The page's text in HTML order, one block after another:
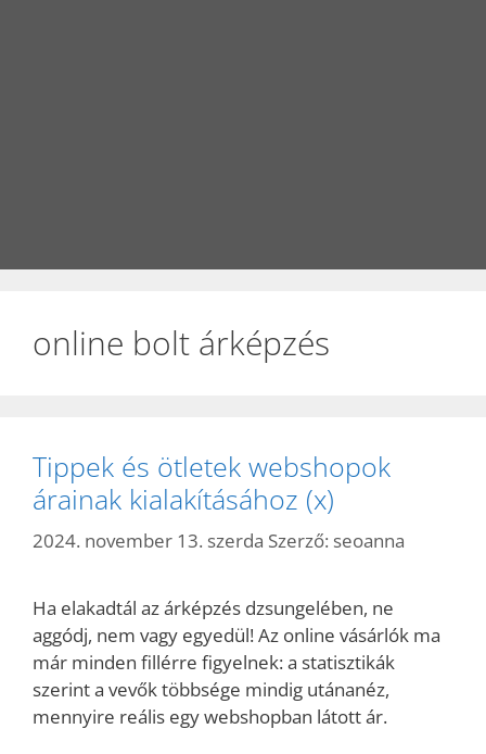
online bolt árképzés
Tippek és ötletek webshopok
árainak kialakításához (x)
2024. november 13. szerda Szerző: seoanna
Ha elakadtál az árképzés dzsungelében, ne
aggódj, nem vagy egyedül! Az online vásárlók ma
már minden fillérre figyelnek: a statisztikák
szerint a vevők többsége mindig utánanéz,
mennyire reális egy webshopban látott ár.